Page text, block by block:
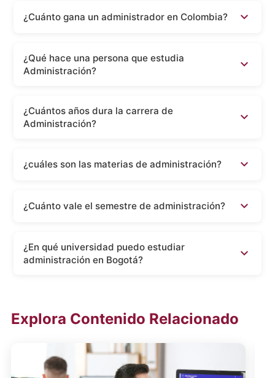
¿Cuánto gana un administrador en Colombia?
¿Qué hace una persona que estudia
Administración?
¿Cuántos años dura la carrera de
Administración?
¿cuáles son las materias de administración?
¿Cuánto vale el semestre de administración?
¿En qué universidad puedo estudiar
administración en Bogotá?
Explora Contenido Relacionado